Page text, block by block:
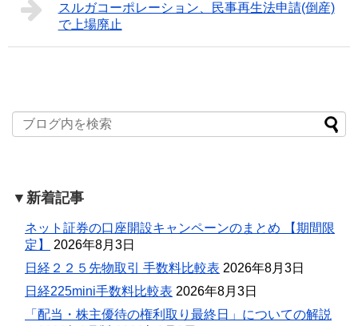
スルガコーポレーション、民事再生法申請(倒産)
で上場廃止
▼新着記事
ネット証券の口座開設キャンペーンのまとめ 【期間限
定】
2026年8月3日
日経２２５先物取引 手数料比較表 2026年8月3日
日経225mini手数料比較表 2026年8月3日
「配当・株主優待の権利取り最終日」についての解説